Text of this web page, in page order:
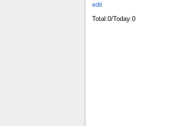
edit
Total:0/Today:0